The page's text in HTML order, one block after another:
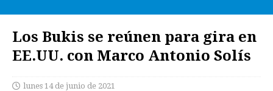
Los Bukis se reúnen para gira en
EE.UU. con Marco Antonio Solís
lunes 14 de junio de 2021